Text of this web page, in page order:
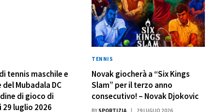
tennis maschile e
Mubadala DC
di gioco di
luglio 2026
TENNIS
Novak giocherà a “Six Kings
Slam” per il terzo anno
consecutivo! – Novak Djokovic